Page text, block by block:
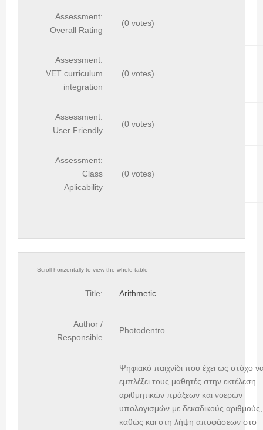
Assessment:
Overall Rating
(0 votes)
Assessment:
VET curriculum
integration
(0 votes)
Assessment:
User Friendly
(0 votes)
Assessment:
Class
Aplicability
(0 votes)
Title: Arithmetic
Author /
Responsible
Photodentro
Ψηφιακό παιχνίδι που έχει ως στόχο
εμπλέξει τους μαθητές στην εκτέλεση
αριθμητικών πράξεων και νοερών
υπολογισμών με δεκαδικούς αριθμούς,
καθώς και στη λήψη αποφάσεων στο